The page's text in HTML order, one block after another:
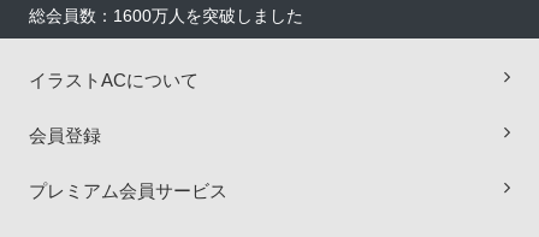
総会員数：1600万人を突破しました
イラストACについて
会員登録
プレミアム会員サービス